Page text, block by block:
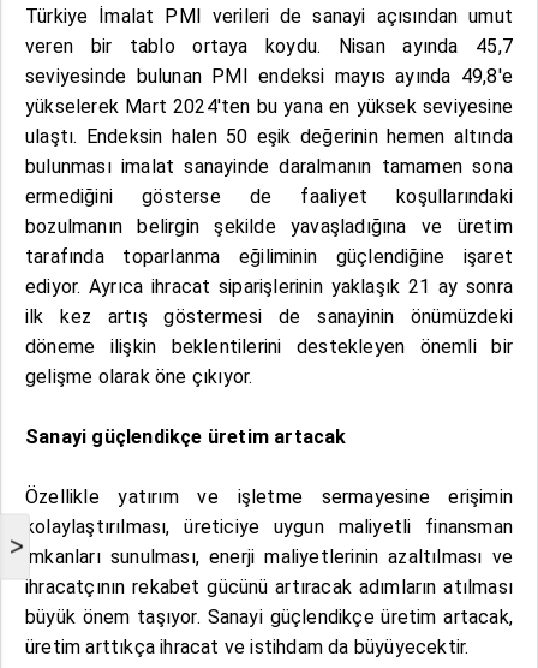
>
Türkiye İmalat PMI verileri de sanayi açısından umut
veren bir tablo ortaya koydu. Nisan ayında 45,7
seviyesinde bulunan PMI endeksi mayıs ayında 49,8'e
yükselerek Mart 2024'ten bu yana en yüksek seviyesine
ulaştı. Endeksin halen 50 eşik değerinin hemen altında
bulunması imalat sanayinde daralmanın tamamen sona
ermediğini gösterse de faaliyet koşullarındaki
bozulmanın belirgin şekilde yavaşladığına ve üretim
tarafında toparlanma eğiliminin güçlendiğine işaret
ediyor. Ayrıca ihracat siparişlerinin yaklaşık 21 ay sonra
ilk kez artış göstermesi de sanayinin önümüzdeki
döneme ilişkin beklentilerini destekleyen önemli bir
gelişme olarak öne çıkıyor.
Sanayi güçlendikçe üretim artacak
Özellikle yatırım ve işletme sermayesine erişimin
kolaylaştırılması, üreticiye uygun maliyetli finansman
imkanları sunulması, enerji maliyetlerinin azaltılması ve
ihracatçının rekabet gücünü artıracak adımların atılması
büyük önem taşıyor. Sanayi güçlendikçe üretim artacak,
üretim arttıkça ihracat ve istihdam da büyüyecektir.